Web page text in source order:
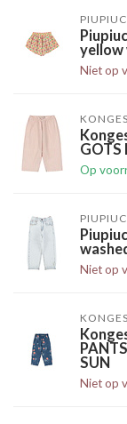
yellow
Niet op
GOTS
Op
Niet op
SUN
Niet op